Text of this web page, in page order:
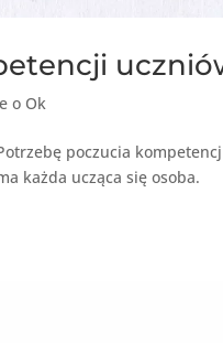
o Ok
poczucia
każda ucząca się osoba.